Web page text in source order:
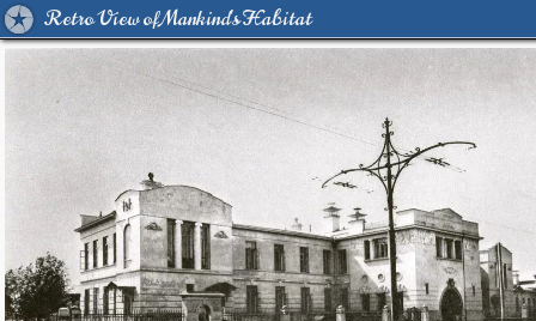
Retro View of Mankind's Habitat